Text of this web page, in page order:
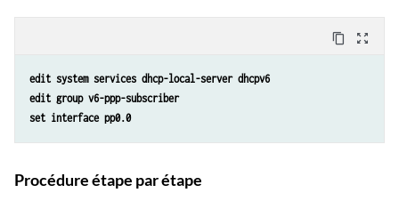
                        interface pp0.0;
                    }
                }
    }
content_copy zoom_out_map
edit system services dhcp-local-server dhcpv6
edit group v6-ppp-subscriber
set interface pp0.0
Procédure étape par étape